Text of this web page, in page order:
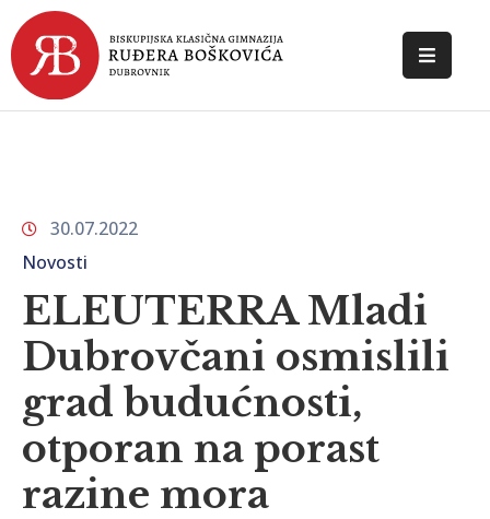
POČETNA
DOKUMENTI
KONTAKT
30.07.2022
Novosti
ELEUTERRA Mladi
Dubrovčani osmislili
grad budućnosti,
otporan na porast
razine mora